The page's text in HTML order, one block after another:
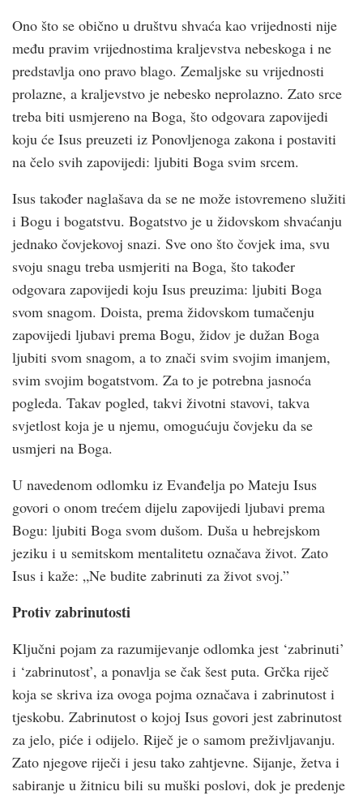
Ono što se obično u društvu shvaća kao vrijednosti nije
među pravim vrijednostima kraljevstva nebeskoga i ne
predstavlja ono pravo blago. Zemaljske su vrijednosti
prolazne, a kraljevstvo je nebesko neprolazno. Zato srce
treba biti usmjereno na Boga, što odgovara zapovijedi
koju će Isus preuzeti iz Ponovljenoga zakona i postaviti
na čelo svih zapovijedi: ljubiti Boga svim srcem.
Isus također naglašava da se ne može istovremeno služiti
i Bogu i bogatstvu. Bogatstvo je u židovskom shvaćanju
jednako čovjekovoj snazi. Sve ono što čovjek ima, svu
svoju snagu treba usmjeriti na Boga, što također
odgovara zapovijedi koju Isus preuzima: ljubiti Boga
svom snagom. Doista, prema židovskom tumačenju
zapovijedi ljubavi prema Bogu, židov je dužan Boga
ljubiti svom snagom, a to znači svim svojim imanjem,
svim svojim bogatstvom. Za to je potrebna jasnoća
pogleda. Takav pogled, takvi životni stavovi, takva
svjetlost koja je u njemu, omogućuju čovjeku da se
usmjeri na Boga.
U navedenom odlomku iz Evanđelja po Mateju Isus
govori o onom trećem dijelu zapovijedi ljubavi prema
Bogu: ljubiti Boga svom dušom. Duša u hebrejskom
jeziku i u semitskom mentalitetu označava život. Zato
Isus i kaže: „Ne budite zabrinuti za život svoj.”
Protiv zabrinutosti
Ključni pojam za razumijevanje odlomka jest ‘zabrinuti’
i ‘zabrinutost’, a ponavlja se čak šest puta. Grčka riječ
koja se skriva iza ovoga pojma označava i zabrinutost i
tjeskobu. Zabrinutost o kojoj Isus govori jest zabrinutost
za jelo, piće i odijelo. Riječ je o samom preživljavanju.
Zato njegove riječi i jesu tako zahtjevne. Sijanje, žetva i
sabiranje u žitnicu bili su muški poslovi, dok je predenje